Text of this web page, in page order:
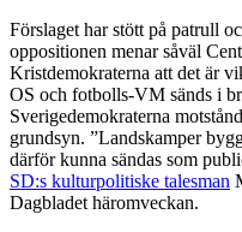
Förslaget har stött på patrull
oppositionen menar såväl
Kristdemokraterna att det är
OS och fotbolls-VM sänds i
Sverigedemokraterna
grundsyn. ”Landskamper
därför kunna sändas som
SD:s kulturpolitiske talesman
Dagbladet häromveckan.